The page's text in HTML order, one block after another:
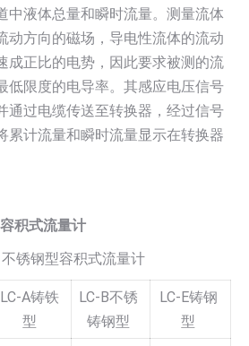
中液体总量和瞬时流量。测量流体
动方向的磁场，导电性流体的流动
成正比的电势，因此要求被测的流
低限度的电导率。其感应电压信号
通过电缆传送至转换器，经过信号
累计流量和瞬时流量显示在转换器
积式流量计
锈钢型容积式流量计
LC-A铸铁
型
LC-B不锈
铸钢型
LC-E铸钢
型